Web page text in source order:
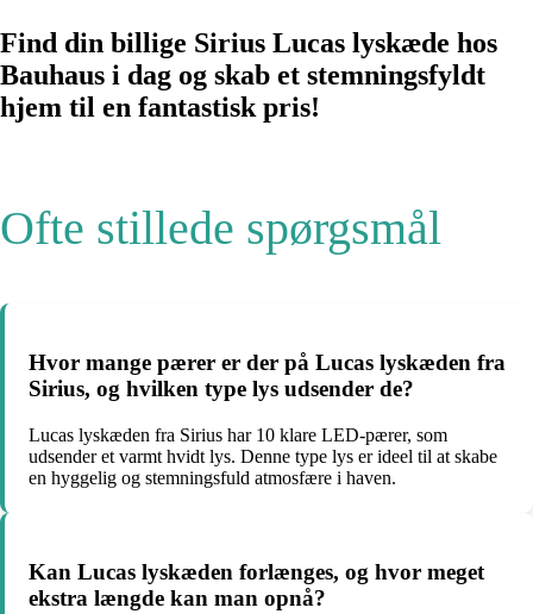
Find din billige Sirius Lucas lyskæde hos
Bauhaus i dag og skab et stemningsfyldt
hjem til en fantastisk pris!
Ofte stillede spørgsmål
Hvor mange pærer er der på Lucas lyskæden fra
Sirius, og hvilken type lys udsender de?
Lucas lyskæden fra Sirius har 10 klare LED-pærer, som
udsender et varmt hvidt lys. Denne type lys er ideel til at skabe
en hyggelig og stemningsfuld atmosfære i haven.
Kan Lucas lyskæden forlænges, og hvor meget
ekstra længde kan man opnå?